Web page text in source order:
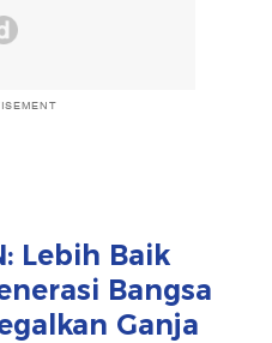
Lebih Baik
Bangsa
Ganja